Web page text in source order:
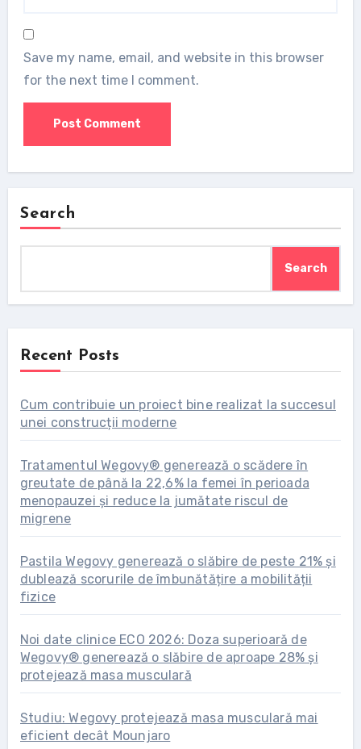
Save my name, email, and website in this browser
for the next time I comment.
Search
Search
Recent Posts
Cum contribuie un proiect bine realizat la succesul
unei construcții moderne
Tratamentul Wegovy® generează o scădere în
greutate de până la 22,6% la femei în perioada
menopauzei și reduce la jumătate riscul de
migrene
Pastila Wegovy generează o slăbire de peste 21% și
dublează scorurile de îmbunătățire a mobilității
fizice
Noi date clinice ECO 2026: Doza superioară de
Wegovy® generează o slăbire de aproape 28% și
protejează masa musculară
Studiu: Wegovy protejează masa musculară mai
eficient decât Mounjaro